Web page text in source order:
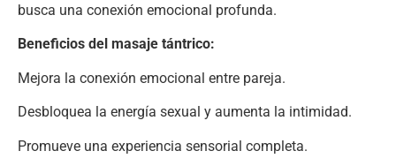
busca una conexión emocional profunda.
Beneficios del masaje tántrico:
Mejora la conexión emocional entre pareja.
Desbloquea la energía sexual y aumenta la intimidad.
Promueve una experiencia sensorial completa.